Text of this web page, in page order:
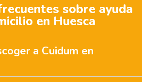
sobre ayuda
en Huesca
a Cuidum en